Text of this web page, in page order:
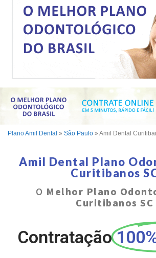
Plano Amil Dental » São Paulo » Amil Dental
Amil Dental Plano
Curitibanos
O Melhor Plano
Curitibanos SC
Contratação